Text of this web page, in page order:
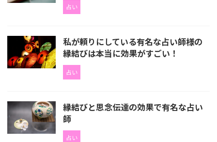
占い
私が頼りにしている有名な占い師様の
縁結びは本当に効果がすごい！
占い
縁結びと思念伝達の効果で有名な占い
師
占い